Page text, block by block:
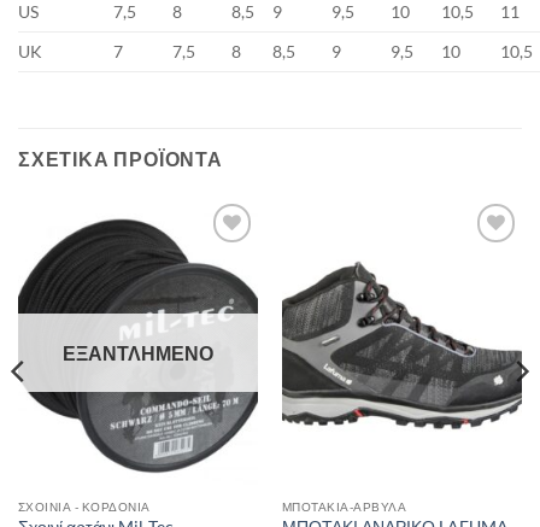
US 7,5 8 8,5 9 9,5 10 10,5
11
UK
7 7,5 8 8,5 9 9,5 10 10,5
ΣΧΕΤΙΚΆ ΠΡΟΪΌΝΤΑ
wishlist
ΕΞΑΝΤΛΗΜΈΝΟ
ΣΧΟΙΝΙΆ - ΚΟΡΔΌΝΙΑ ΜΠΟΤΆΚΙΑ-ΆΡΒΥΛΑ